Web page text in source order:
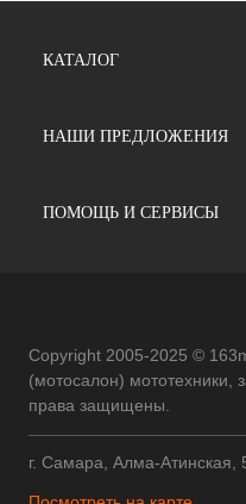
КАТАЛОГ
НАШИ ПРЕДЛОЖЕНИЯ
ПОМОЩЬ И СЕРВИСЫ
Copyright 2005-2025 ©
(мотосалон) мототехники,
права защищены.
г. Самара, Алма-Атинская,